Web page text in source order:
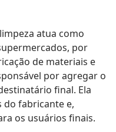
atua como
por
de materiais e
por agregar o
final. Ela
do fabricante e,
os usuários finais.